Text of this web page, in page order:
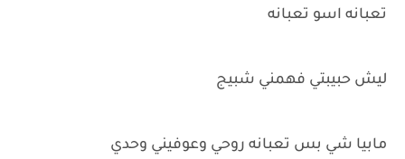
تعبانه اسو تعبانه
ليش حبيبتي فهمني شبيج
مابيا شي بس تعبانه روحي وعوفيني وحدي